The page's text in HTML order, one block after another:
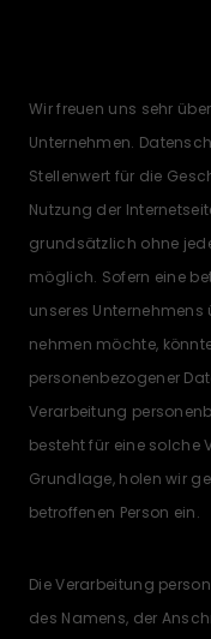
Wir freuen uns sehr
Unternehmen.
Stellenwert für die
Nutzung der
grundsätzlich ohne
möglich. Sofern eine
unseres Unternehmens
nehmen möchte,
personenbezogener
Verarbeitung
besteht für eine solche
Grundlage, holen wir
betroffenen Person ein.
Die Verarbeitung
des Namens, der